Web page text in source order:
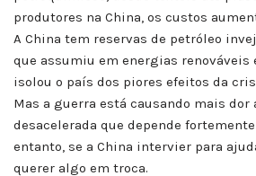
produtores na China, os custos
A China tem reservas de petróleo
que assumiu em energias renováveis
isolou o país dos piores efeitos da
Mas a guerra está causando mais dor
desacelerada que depende
entanto, se a China intervier para
querer algo em troca.